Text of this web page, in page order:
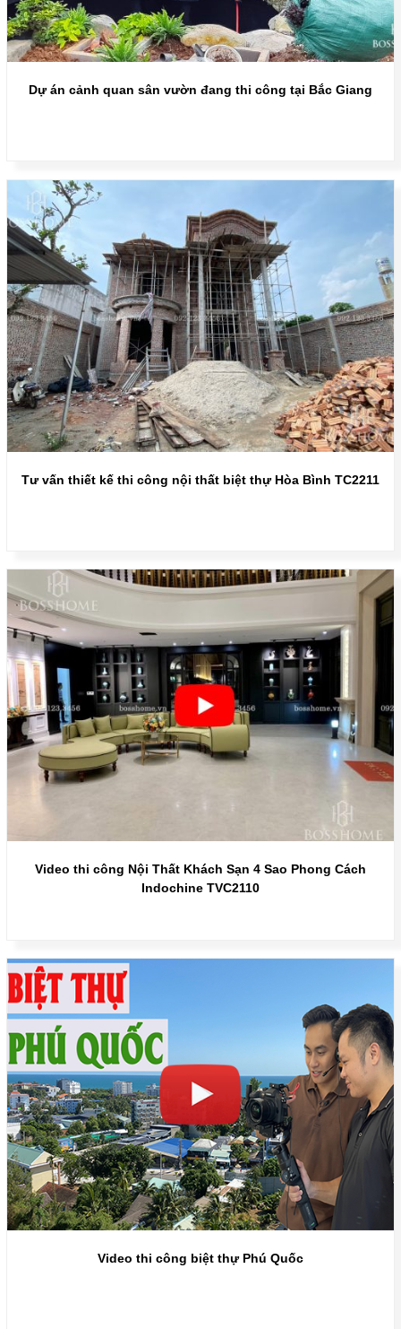
Dự án cảnh quan sân vườn đang thi công tại Bắc Giang
Tư vấn thiết kế thi công nội thất biệt thự Hòa Bình TC2211
Video thi công Nội Thất Khách Sạn 4 Sao Phong Cách
Indochine TVC2110
Video thi công biệt thự Phú Quốc